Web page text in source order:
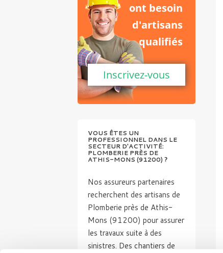
ont besoin
d'artisans
qualifiés
Inscrivez-vous
VOUS ÊTES UN
PROFESSIONNEL DANS LE
SECTEUR D'ACTIVITÉ:
PLOMBERIE PRÈS DE
ATHIS-MONS (91200) ?
Nos assureurs partenaires
recherchent des artisans de
Plomberie près de Athis-
Mons (91200) pour assurer
les travaux suite à des
sinistres. Des chantiers de